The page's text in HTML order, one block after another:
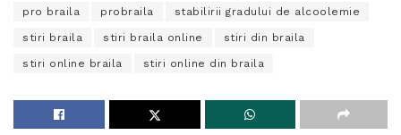
pro braila probraila stabilirii gradului de alcoolemie
stiri braila stiri braila online stiri din braila
stiri online braila stiri online din braila